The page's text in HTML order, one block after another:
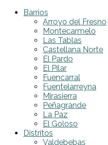
Barrios
Arroyo del Fresno
Montecarmelo
Las Tablas
Castellana Norte
El Pardo
El Pilar
Fuencarral
Fuentelarreyna
Mirasierra
Peñagrande
La Paz
El Goloso
Distritos
Valdebebas